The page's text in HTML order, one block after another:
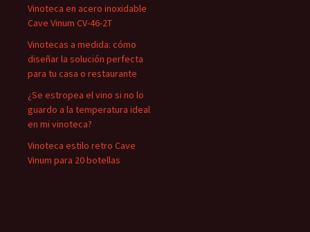
Vinoteca en acero inoxidable
Cave Vinum CV-46-2T
Vinotecas a medida: cómo
diseñar la solución perfecta
para tu casa o restaurante
¿Se estropea el vino si no lo
guardo a la temperatura ideal
en mi vinoteca?
Vinoteca estilo retro Cave
Vinum para 20 botellas